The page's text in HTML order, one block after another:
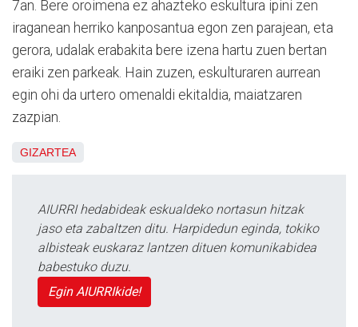
7an. Bere oroimena ez ahazteko eskultura ipini zen
iraganean herriko kanposantua egon zen parajean, eta
gerora, udalak erabakita bere izena hartu zuen bertan
eraiki zen parkeak. Hain zuzen, eskulturaren aurrean
egin ohi da urtero omenaldi ekitaldia, maiatzaren
zazpian.
GIZARTEA
AIURRI hedabideak eskualdeko nortasun hitzak
jaso eta zabaltzen ditu. Harpidedun eginda, tokiko
albisteak euskaraz lantzen dituen komunikabidea
babestuko duzu.
Egin AIURRIkide!